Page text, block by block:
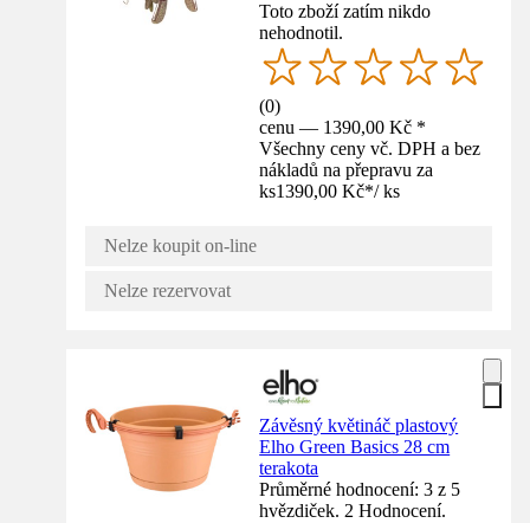
Toto zboží zatím nikdo
nehodnotil.
(0)
cenu — 1390,00 Kč *
Všechny ceny vč. DPH a bez
nákladů na přepravu za
ks1390,00 Kč*/ ks
Nelze koupit on-line
Nelze rezervovat
Závěsný květináč plastový
Elho Green Basics 28 cm
terakota
Průměrné hodnocení: 3 z 5
hvězdiček. 2 Hodnocení.